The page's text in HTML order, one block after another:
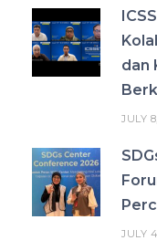
dan
JULY
JULY